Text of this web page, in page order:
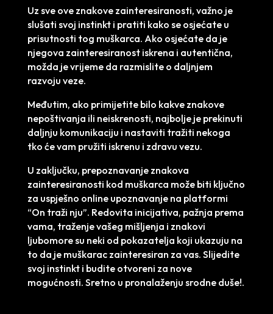
Uz sve ove znakove zainteresiranosti, važno je
slušati svoj instinkt i pratiti kako se osjećate u
prisutnosti tog muškarca. Ako osjećate da je
njegova zainteresiranost iskrena i autentična,
možda je vrijeme da razmislite o daljnjem
razvoju veze.
Međutim, ako primijetite bilo kakve znakove
nepoštivanja ili neiskrenosti, najbolje je prekinuti
daljnju komunikaciju i nastaviti tražiti nekoga
tko će vam pružiti iskrenu i zdravu vezu.
U zaključku, prepoznavanje znakova
zainteresiranosti kod muškarca može biti ključno
za uspješno online upoznavanje na platformi
“On traži nju”. Redovita inicijativa, pažnja prema
vama, traženje vašeg mišljenja i znakovi
ljubomore su neki od pokazatelja koji ukazuju na
to da je muškarac zainteresiran za vas. Slijedite
svoj instinkt i budite otvoreni za nove
mogućnosti. Sretno u pronalaženju srodne duše!.